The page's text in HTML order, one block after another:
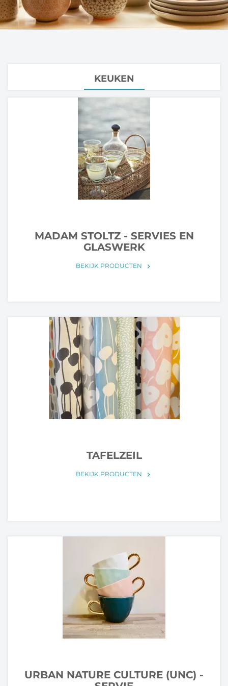
KEUKEN
MADAM STOLTZ - SERVIES EN
GLASWERK
BEKIJK PRODUCTEN keyboard_arrow_right
TAFELZEIL
BEKIJK PRODUCTEN keyboard_arrow_right
URBAN NATURE CULTURE (UNC) -